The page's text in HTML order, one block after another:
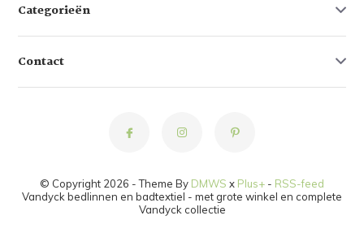
Categorieën
Contact
© Copyright 2026 - Theme By DMWS x Plus+ - RSS-feed
Vandyck bedlinnen en badtextiel - met grote winkel en complete
Vandyck collectie